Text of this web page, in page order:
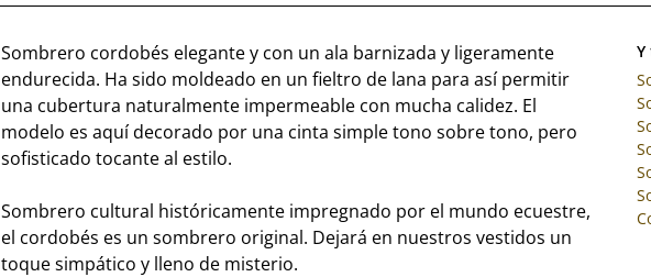
Sombrero cordobés elegante y con un ala barnizada y ligeramente
endurecida. Ha sido moldeado en un fieltro de lana para así permitir
una cubertura naturalmente impermeable con mucha calidez. El
modelo es aquí decorado por una cinta simple tono sobre tono, pero
sofisticado tocante al estilo.
Sombrero cultural históricamente impregnado por el mundo ecuestre,
el cordobés es un sombrero original. Dejará en nuestros vestidos un
toque simpático y lleno de misterio.